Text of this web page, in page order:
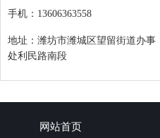
手机：13606363558
地址：潍坊市潍城区望留街道办事
处利民路南段
网站首页